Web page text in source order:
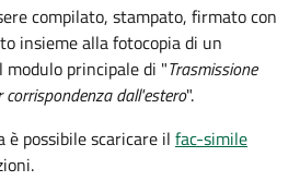
compilato, stampato, firmato con
insieme alla fotocopia di un
principale di "Trasmissione
dall'estero".
possibile scaricare il fac-simile